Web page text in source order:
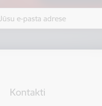
Kontakti